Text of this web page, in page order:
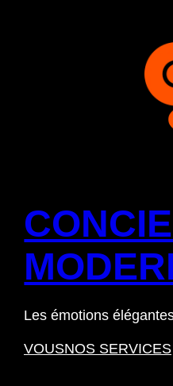
Les émotions
VOUSNOS SERVICES